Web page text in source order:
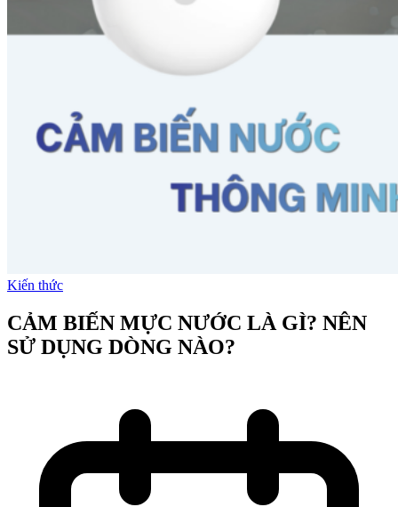
Kiến thức
CẢM BIẾN MỰC NƯỚC LÀ GÌ? NÊN
SỬ DỤNG DÒNG NÀO?